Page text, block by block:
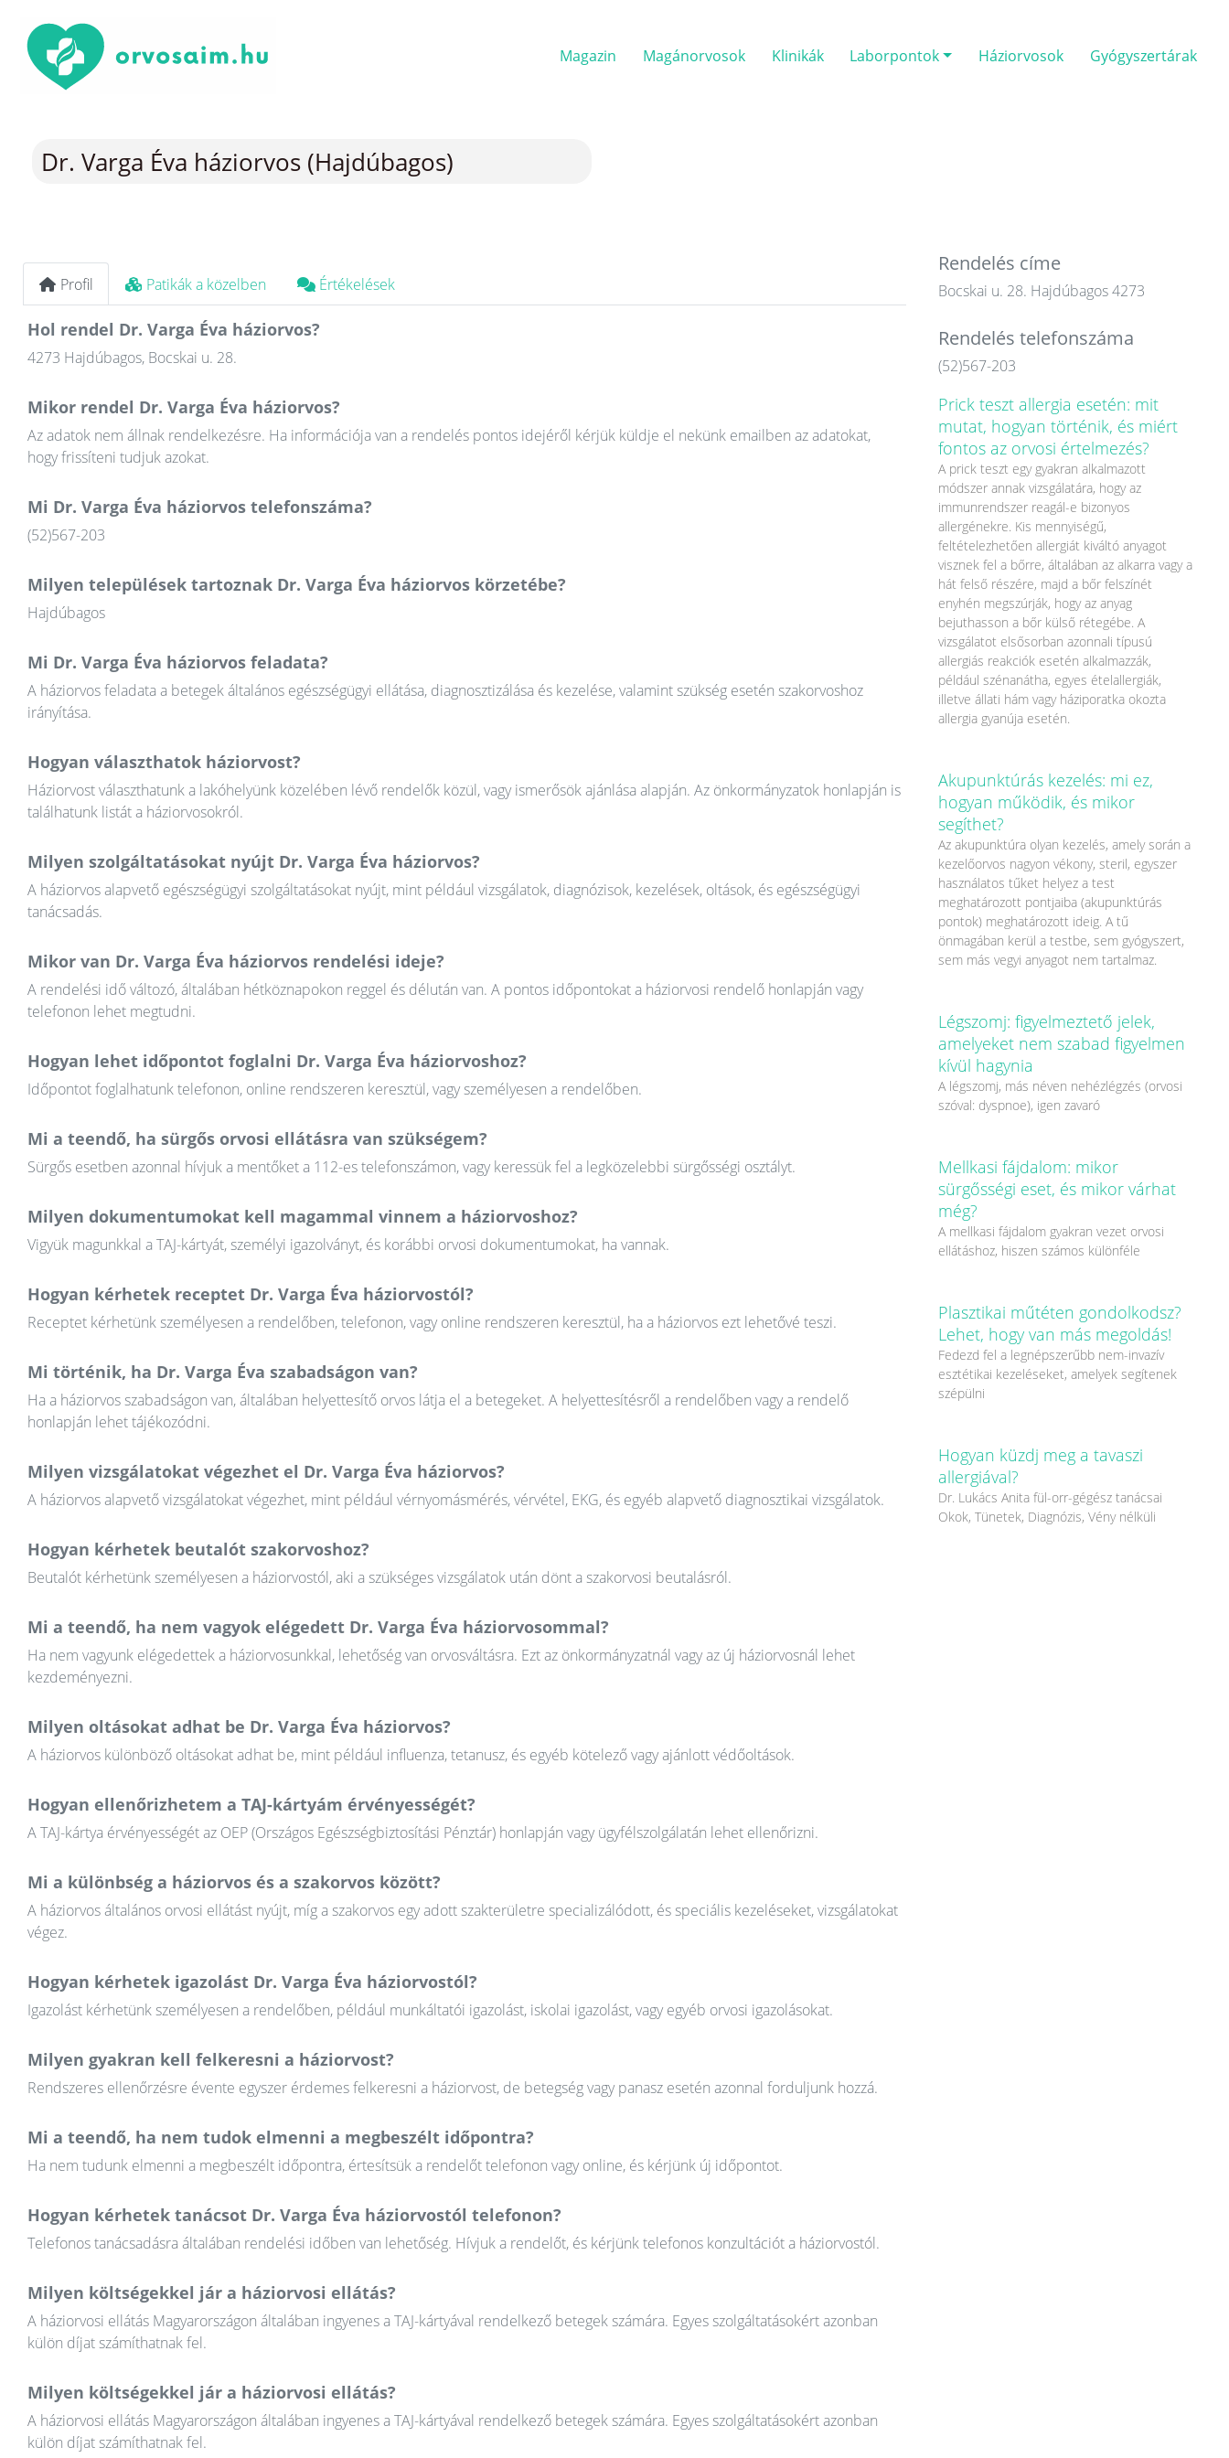
Magazin Magánorvosok Klinikák Laborpontok Háziorvosok Gyógyszertárak
Dr. Varga Éva háziorvos (Hajdúbagos)
Profil Patikák a közelben Értékelések
Hol rendel Dr. Varga Éva háziorvos?
4273 Hajdúbagos, Bocskai u. 28.
Mikor rendel Dr. Varga Éva háziorvos?
Az adatok nem állnak rendelkezésre. Ha információja van a rendelés pontos idejéről kérjük küldje el nekünk emailben az adatokat,
hogy frissíteni tudjuk azokat.
Mi Dr. Varga Éva háziorvos telefonszáma?
(52)567-203
Milyen települések tartoznak Dr. Varga Éva háziorvos körzetébe?
Hajdúbagos
Mi Dr. Varga Éva háziorvos feladata?
A háziorvos feladata a betegek általános egészségügyi ellátása, diagnosztizálása és kezelése, valamint szükség esetén szakorvoshoz
irányítása.
Hogyan választhatok háziorvost?
Háziorvost választhatunk a lakóhelyünk közelében lévő rendelők közül, vagy ismerősök ajánlása alapján. Az önkormányzatok honlapján is
találhatunk listát a háziorvosokról.
Milyen szolgáltatásokat nyújt Dr. Varga Éva háziorvos?
A háziorvos alapvető egészségügyi szolgáltatásokat nyújt, mint például vizsgálatok, diagnózisok, kezelések, oltások, és egészségügyi
tanácsadás.
Mikor van Dr. Varga Éva háziorvos rendelési ideje?
A rendelési idő változó, általában hétköznapokon reggel és délután van. A pontos időpontokat a háziorvosi rendelő honlapján vagy
telefonon lehet megtudni.
Hogyan lehet időpontot foglalni Dr. Varga Éva háziorvoshoz?
Időpontot foglalhatunk telefonon, online rendszeren keresztül, vagy személyesen a rendelőben.
Mi a teendő, ha sürgős orvosi ellátásra van szükségem?
Sürgős esetben azonnal hívjuk a mentőket a 112-es telefonszámon, vagy keressük fel a legközelebbi sürgősségi osztályt.
Milyen dokumentumokat kell magammal vinnem a háziorvoshoz?
Vigyük magunkkal a TAJ-kártyát, személyi igazolványt, és korábbi orvosi dokumentumokat, ha vannak.
Hogyan kérhetek receptet Dr. Varga Éva háziorvostól?
Receptet kérhetünk személyesen a rendelőben, telefonon, vagy online rendszeren keresztül, ha a háziorvos ezt lehetővé teszi.
Mi történik, ha Dr. Varga Éva szabadságon van?
Ha a háziorvos szabadságon van, általában helyettesítő orvos látja el a betegeket. A helyettesítésről a rendelőben vagy a rendelő
honlapján lehet tájékozódni.
Milyen vizsgálatokat végezhet el Dr. Varga Éva háziorvos?
A háziorvos alapvető vizsgálatokat végezhet, mint például vérnyomásmérés, vérvétel, EKG, és egyéb alapvető diagnosztikai vizsgálatok.
Hogyan kérhetek beutalót szakorvoshoz?
Beutalót kérhetünk személyesen a háziorvostól, aki a szükséges vizsgálatok után dönt a szakorvosi beutalásról.
Mi a teendő, ha nem vagyok elégedett Dr. Varga Éva háziorvosommal?
Ha nem vagyunk elégedettek a háziorvosunkkal, lehetőség van orvosváltásra. Ezt az önkormányzatnál vagy az új háziorvosnál lehet
kezdeményezni.
Milyen oltásokat adhat be Dr. Varga Éva háziorvos?
A háziorvos különböző oltásokat adhat be, mint például influenza, tetanusz, és egyéb kötelező vagy ajánlott védőoltások.
Hogyan ellenőrizhetem a TAJ-kártyám érvényességét?
A TAJ-kártya érvényességét az OEP (Országos Egészségbiztosítási Pénztár) honlapján vagy ügyfélszolgálatán lehet ellenőrizni.
Mi a különbség a háziorvos és a szakorvos között?
A háziorvos általános orvosi ellátást nyújt, míg a szakorvos egy adott szakterületre specializálódott, és speciális kezeléseket, vizsgálatokat
végez.
Hogyan kérhetek igazolást Dr. Varga Éva háziorvostól?
Igazolást kérhetünk személyesen a rendelőben, például munkáltatói igazolást, iskolai igazolást, vagy egyéb orvosi igazolásokat.
Milyen gyakran kell felkeresni a háziorvost?
Rendszeres ellenőrzésre évente egyszer érdemes felkeresni a háziorvost, de betegség vagy panasz esetén azonnal forduljunk hozzá.
Mi a teendő, ha nem tudok elmenni a megbeszélt időpontra?
Ha nem tudunk elmenni a megbeszélt időpontra, értesítsük a rendelőt telefonon vagy online, és kérjünk új időpontot.
Hogyan kérhetek tanácsot Dr. Varga Éva háziorvostól telefonon?
Telefonos tanácsadásra általában rendelési időben van lehetőség. Hívjuk a rendelőt, és kérjünk telefonos konzultációt a háziorvostól.
Milyen költségekkel jár a háziorvosi ellátás?
A háziorvosi ellátás Magyarországon általában ingyenes a TAJ-kártyával rendelkező betegek számára. Egyes szolgáltatásokért azonban
külön díjat számíthatnak fel.
Milyen költségekkel jár a háziorvosi ellátás?
A háziorvosi ellátás Magyarországon általában ingyenes a TAJ-kártyával rendelkező betegek számára. Egyes szolgáltatásokért azonban
külön díjat számíthatnak fel.
Rendelés címe
Bocskai u. 28. Hajdúbagos 4273
Rendelés telefonszáma
(52)567-203
Prick teszt allergia esetén: mit
mutat, hogyan történik, és miért
fontos az orvosi értelmezés?
A prick teszt egy gyakran alkalmazott
módszer annak vizsgálatára, hogy az
immunrendszer reagál-e bizonyos
allergénekre. Kis mennyiségű,
feltételezhetően allergiát kiváltó anyagot
visznek fel a bőrre, általában az alkarra vagy a
hát felső részére, majd a bőr felszínét
enyhén megszúrják, hogy az anyag
bejuthasson a bőr külső rétegébe. A
vizsgálatot elsősorban azonnali típusú
allergiás reakciók esetén alkalmazzák,
például szénanátha, egyes ételallergiák,
illetve állati hám vagy háziporatka okozta
allergia gyanúja esetén.
Akupunktúrás kezelés: mi ez,
hogyan működik, és mikor
segíthet?
Az akupunktúra olyan kezelés, amely során a
kezelőorvos nagyon vékony, steril, egyszer
használatos tűket helyez a test
meghatározott pontjaiba (akupunktúrás
pontok) meghatározott ideig. A tű
önmagában kerül a testbe, sem gyógyszert,
sem más vegyi anyagot nem tartalmaz.
Légszomj: figyelmeztető jelek,
amelyeket nem szabad figyelmen
kívül hagynia
A légszomj, más néven nehézlégzés (orvosi
szóval: dyspnoe), igen zavaró
Mellkasi fájdalom: mikor
sürgősségi eset, és mikor várhat
még?
A mellkasi fájdalom gyakran vezet orvosi
ellátáshoz, hiszen számos különféle
Plasztikai műtéten gondolkodsz?
Lehet, hogy van más megoldás!
Fedezd fel a legnépszerűbb nem-invazív
esztétikai kezeléseket, amelyek segítenek
szépülni
Hogyan küzdj meg a tavaszi
allergiával?
Dr. Lukács Anita fül-orr-gégész tanácsai
Okok, Tünetek, Diagnózis, Vény nélküli